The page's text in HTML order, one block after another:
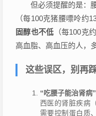
但必须提醒的是：
（每100克猪腰嘌呤约
固醇也不低 （每100克
高血脂、高血压的人，
这些误区，别再踩
“吃腰子能治肾病
西医的肾脏疾病
需要控制蛋白质